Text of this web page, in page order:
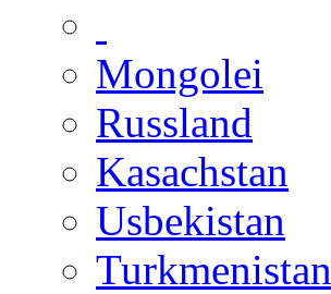
Mongolei
Russland
Kasachstan
Usbekistan
Turkmenistan